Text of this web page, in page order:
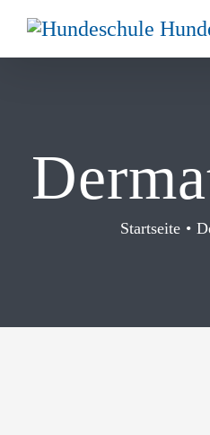
Startseite